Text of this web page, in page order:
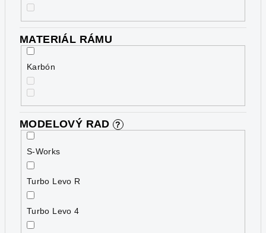
MATERIÁL RÁMU
Karbón
MODELOVÝ RAD ?
S-Works
Turbo Levo R
Turbo Levo 4